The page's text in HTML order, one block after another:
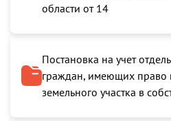
области от 14
Постановка на учет
граждан, имеющих право
земельного участка в